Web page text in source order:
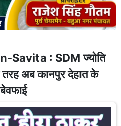
: SDM ज्योति
तरह अब कानपुर देहात के